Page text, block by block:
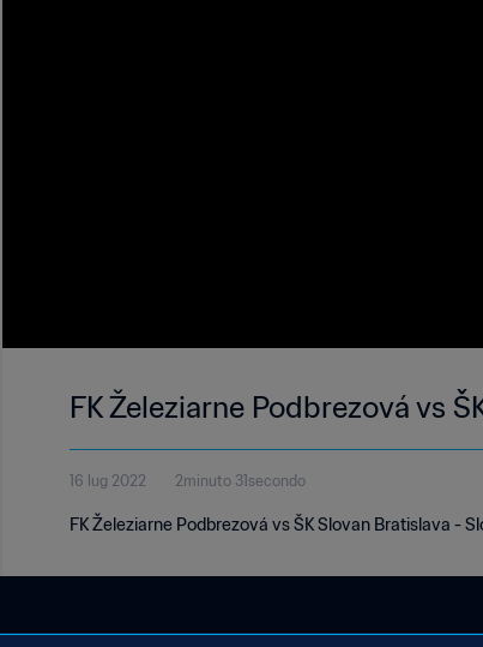
FK Železiarne Podbrezová vs
16 lug 2022 2minuto 31secondo
FK Železiarne Podbrezová vs ŠK Slovan Bratislava -